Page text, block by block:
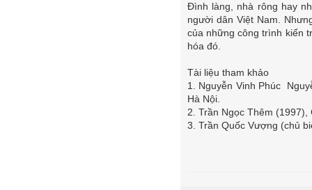
Đình làng, nhà rông hay
người dân Việt Nam.
của những công trình kiến
hóa đó.
Tài liệu tham khảo
1. Nguyễn Vinh Phúc
Hà Nội.
2. Trần Ngọc Thêm
3. Trần Quốc Vượng (chủ